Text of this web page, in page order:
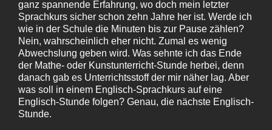
ganz spannende Erfahrung, wo doch mein letzter
Sprachkurs sicher schon zehn Jahre her ist. Werde ich
wie in der Schule die Minuten bis zur Pause zählen?
Nein, wahrscheinlich eher nicht. Zumal es wenig
Abwechslung geben wird. Was sehnte ich das Ende
der Mathe- oder Kunstunterricht-Stunde herbei, denn
danach gab es Unterrichtsstoff der mir näher lag. Aber
was soll in einem Englisch-Sprachkurs auf eine
Englisch-Stunde folgen? Genau, die nächste Englisch-
Stunde.